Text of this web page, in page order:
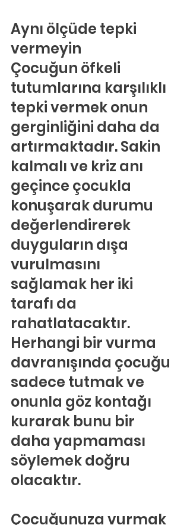
Aynı ölçüde tepki
vermeyin
Çocuğun öfkeli
tutumlarına karşılıklı
tepki vermek onun
gerginliğini daha da
artırmaktadır. Sakin
kalmalı ve kriz anı
geçince çocukla
konuşarak durumu
değerlendirerek
duyguların dışa
vurulmasını
sağlamak her iki
tarafı da
rahatlatacaktır.
Herhangi bir vurma
davranışında çocuğu
sadece tutmak ve
onunla göz kontağı
kurarak bunu bir
daha yapmaması
söylemek doğru
olacaktır.
Çocuğunuza vurmak